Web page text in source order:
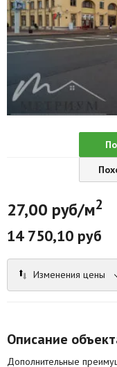
Новости
Агентства
Грузовое такси
Способы оплаты
27,00 руб/м2
14 750,10 руб
Изменения цены
Описание
Дополнительные